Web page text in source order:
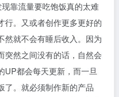
靠流量要吃饱饭真的太难
行。又或者创作更多更好的
然就不会有睡后收入。因为
突然之间没有的话，自然会
UP都会每天更新，而一旦
了。就必须制作新的产品